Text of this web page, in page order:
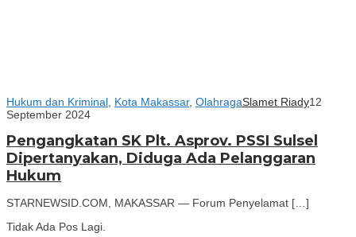
Hukum dan Kriminal Kota Makassar, OlahragaSlamet Riady12
September 2024
Pengangkatan SK Plt. Asprov. PSSI Sulsel
Dipertanyakan, Diduga Ada Pelanggaran
Hukum
STARNEWSID.COM, MAKASSAR — Forum Penyelamat […]
Tidak Ada Pos Lagi.